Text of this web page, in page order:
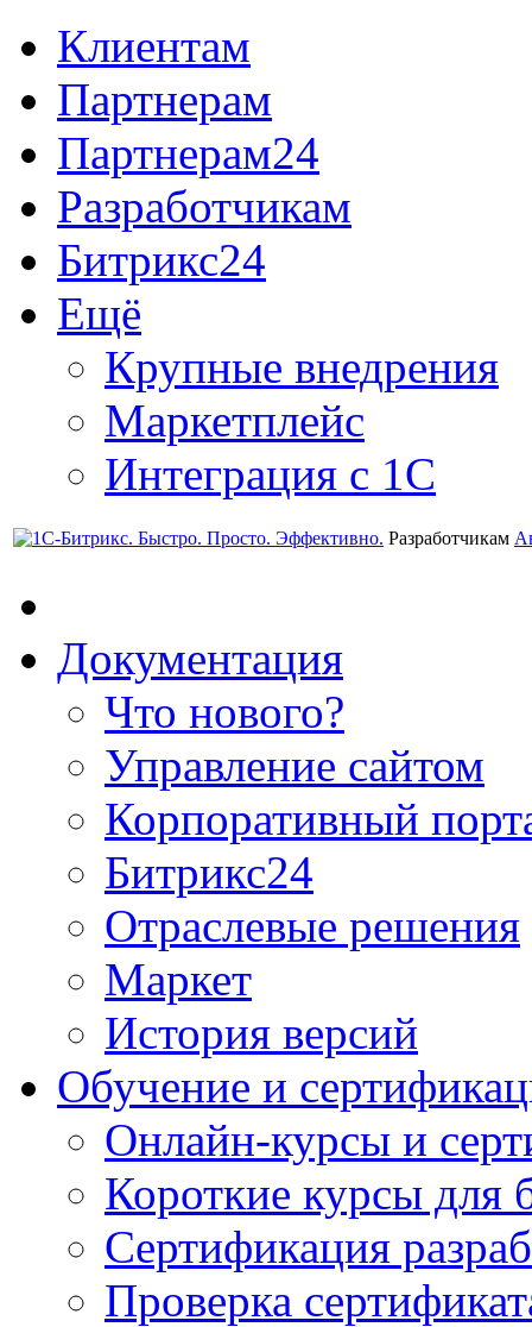
Клиентам
Партнерам
Партнерам24
Разработчикам
Битрикс24
Ещё
Крупные внедрения
Маркетплейс
Интеграция с 1С
Разработчикам
Документация
Что нового?
Управление сайтом
Корпоративный
Битрикс24
Отраслевые решения
Маркет
История версий
Обучение и
Онлайн-курсы и
Короткие курсы для
Сертификация
Проверка